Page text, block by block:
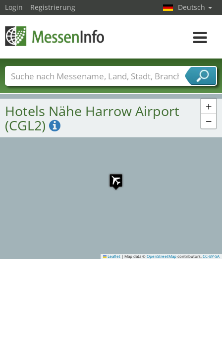
+
−
Leaflet | Map data © OpenStreetMap contributors, CC-BY-SA
Hotels Nähe Harrow Airport
(CGL2)
Login Registrierung Deutsch
Toggle
Messenamen Länder Städte
Branchen
Dienstleisterbranchen